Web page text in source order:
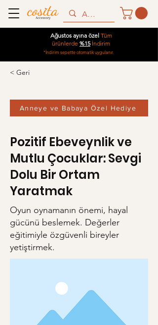
Ağustos ayına özel Tüm
ürünlerde %15İndirim
*İndirim sepette otomatik uygulanır.
< Geri
Anneye ve Babaya Özel Hediye
Pozitif Ebeveynlik ve
Mutlu Çocuklar: Sevgi
Dolu Bir Ortam
Yaratmak
Oyun oynamanın önemi, hayal
gücünü beslemek. Değerler
eğitimiyle özgüvenli bireyler
yetiştirmek.